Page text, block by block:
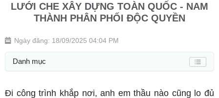
LƯỚI CHE XÂY DỰNG TOÀN QUỐC - NAM
THÀNH PHÂN PHỐI ĐỘC QUYỀN
Ngày đăng: 18/09/2025 04:04 PM
Danh mục
Đi công trình khắp nơi, anh em thầu nào cũng lo đủ